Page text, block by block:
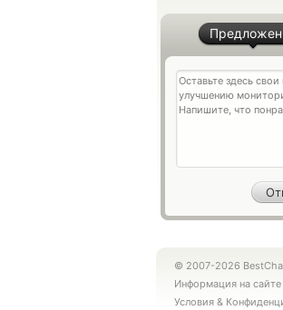
© 2007-2026
Информация на сайте
Условия &